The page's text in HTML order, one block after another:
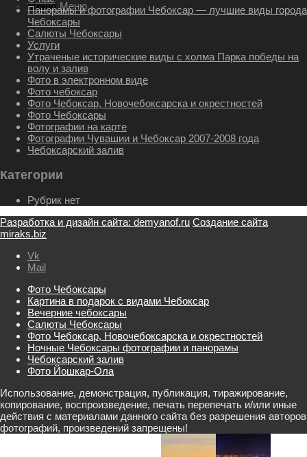
Меню Меню
Панорамы и фотографии Чебоксар — лучшие виды города
Чебоксары
Салюты Чебоксары
Услуги
Утраченые исторические виды с холма Парка победы на
волу и залив
Фото в электронном виде
Фото чебоксар
Фото Чебоксар, Новочебоксарска и окрестностей
Фото Чебоксары
Фотографии на карте
Фотографии Чувашии и Чебоксар 2007-2008 года
Чебоксарский залив
Категории
Рубрик нет
Разработка и дизайн сайта: demyanof.ru Создание сайта
miraks.biz
Vk
Mail
Фото Чебоксары
Картина в подарок с видами Чебоксар
Вечерние чебоксары
Салюты Чебоксары
Фото Чебоксар, Новочебоксарска и окрестностей
Ночные Чебоксары фотографии и панорамы
Чебоксарский залив
Фото Йошкар-Ола
Использование, демонстрация, публикация, тиражирование,
копирование, воспроизведение, печать перепечать и/или иные
действия с материалами данного сайта без разрешения авторов
фотографий, произведений запрещены!